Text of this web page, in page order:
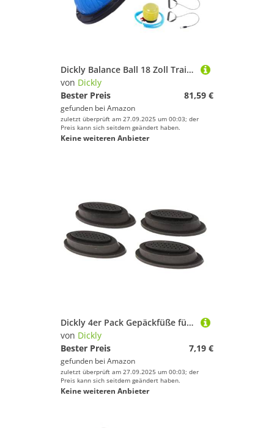
Dickly Balance Ball 18 Zoll Trainingsball mit Widerstandsband -Kernball Sport Balance Ball für Fitnessstudio, Blau
von Dickly
Bester Preis
81,59 €
gefunden bei Amazon
zuletzt überprüft am 27.09.2025 um 00:03; der
Preis kann sich seitdem geändert haben.
Keine weiteren Anbieter
Dickly 4er Pack Gepäckfüße für Koffer und Möbel - Bodenschutz Set
von Dickly
Bester Preis
7,19 €
gefunden bei Amazon
zuletzt überprüft am 27.09.2025 um 00:03; der
Preis kann sich seitdem geändert haben.
Keine weiteren Anbieter